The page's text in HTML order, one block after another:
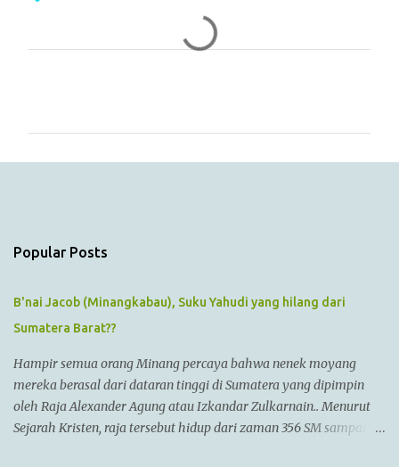
s
Popular Posts
B'nai Jacob (Minangkabau), Suku Yahudi yang hilang dari
Sumatera Barat??
Hampir semua orang Minang percaya bahwa nenek moyang
mereka berasal dari dataran tinggi di Sumatera yang dipimpin
oleh Raja Alexander Agung atau Izkandar Zulkarnain.. Menurut
Sejarah Kristen, raja tersebut hidup dari zaman 356 SM sampai